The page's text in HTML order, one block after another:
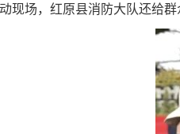
现场，红原县消防大队还给